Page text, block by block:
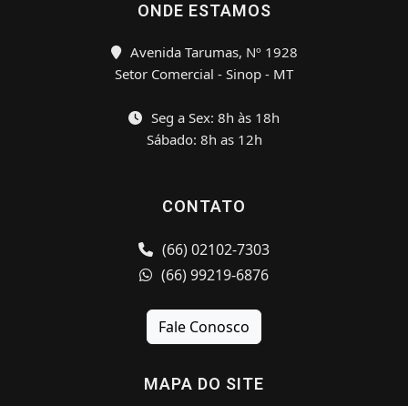
ONDE ESTAMOS
Avenida Tarumas, Nº 1928
Setor Comercial - Sinop - MT
Seg a Sex: 8h às 18h
Sábado: 8h as 12h
CONTATO
(66) 02102-7303
(66) 99219-6876
Fale Conosco
MAPA DO SITE